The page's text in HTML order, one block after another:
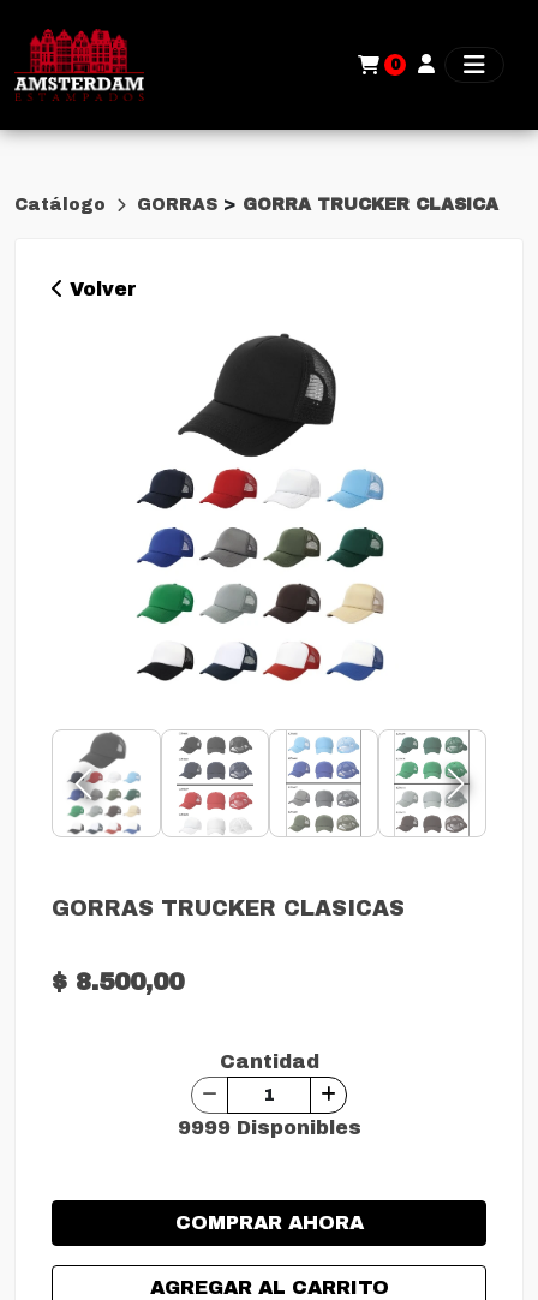
0
Catálogo GORRAS > GORRA TRUCKER CLASICA
Volver
GORRAS TRUCKER CLASICAS
$ 8.500,00
Cantidad
9999 Disponibles
COMPRAR AHORA
AGREGAR AL CARRITO